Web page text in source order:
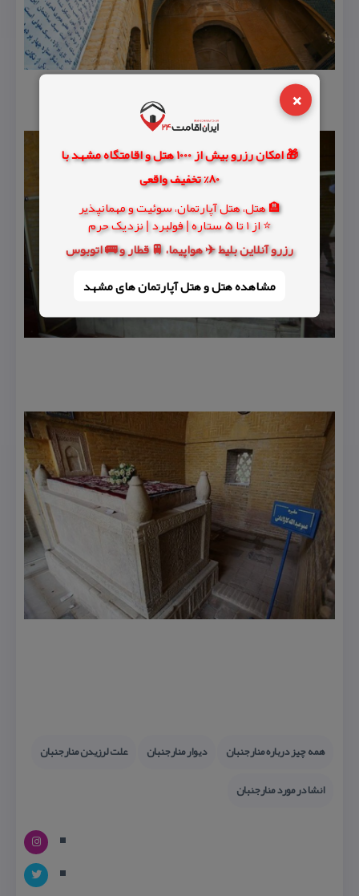
×
🎁 امکان رزرو بیش از 1000 هتل و اقامتگاه مشهد با
80% تخفیف واقعی
🏨 هتل، هتل آپارتمان، سوئیت و مهمانپذیر
⭐ از 1 تا 5 ستاره | فولبرد | نزدیک حرم
رزرو آنلاین بلیط ✈️ هواپیما، 🚆 قطار و 🚌 اتوبوس
مشاهده هتل و هتل‌ آپارتمان های مشهد
همه چیز درباره منارجنبان دیوار منارجنبان
علت لرزیدن منارجنبان
انشا در مورد منارجنبان